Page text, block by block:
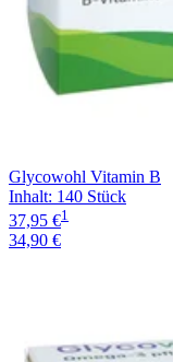
Glycowohl Vitamin B
Inhalt: 140 Stück
37,95 €1
34,90 €